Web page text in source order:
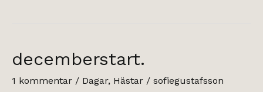
decemberstart.
1 kommentar / Dagar, Hästar / sofiegustafsson